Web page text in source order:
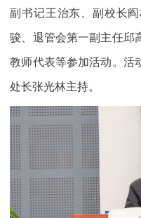
副书记王治东、副校长
骏、退管会第一副主任邱
教师代表等参加活动。活
处长张光林主持。